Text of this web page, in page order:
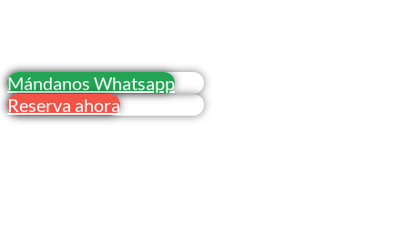
Mándanos Whatsapp
Reserva ahora